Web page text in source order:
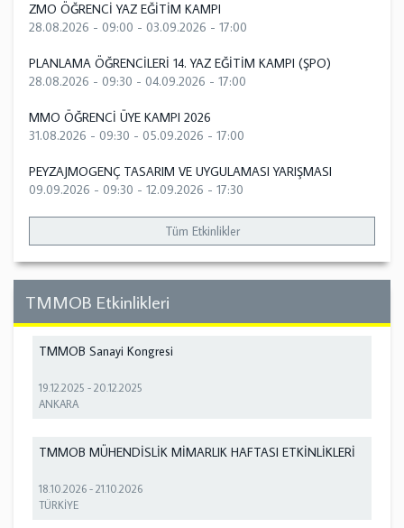
ZMO ÖĞRENCİ YAZ EĞİTİM KAMPI
28.08.2026 - 09:00 - 03.09.2026 - 17:00
PLANLAMA ÖĞRENCİLERİ 14. YAZ EĞİTİM KAMPI (ŞPO)
28.08.2026 - 09:30 - 04.09.2026 - 17:00
MMO ÖĞRENCİ ÜYE KAMPI 2026
31.08.2026 - 09:30 - 05.09.2026 - 17:00
PEYZAJMOGENÇ TASARIM VE UYGULAMASI YARIŞMASI
09.09.2026 - 09:30 - 12.09.2026 - 17:30
Tüm Etkinlikler
TMMOB Etkinlikleri
TMMOB Sanayi Kongresi
19.12.2025 -20.12.2025
ANKARA
TMMOB MÜHENDİSLİK MİMARLIK HAFTASI ETKİNLİKLERİ
18.10.2026 -21.10.2026
TÜRKİYE